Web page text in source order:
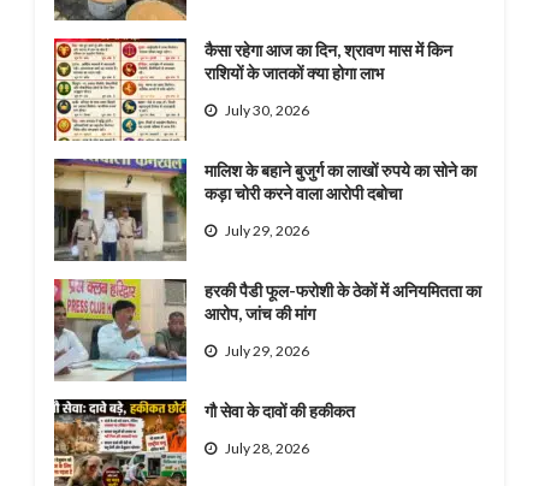
कैसा रहेगा आज का दिन, श्रावण मास में किन
राशियों के जातकों क्या होगा लाभ
July 30, 2026
मालिश के बहाने बुजुर्ग का लाखों रुपये का सोने का
कड़ा चोरी करने वाला आरोपी दबोचा
July 29, 2026
हरकी पैडी फूल-फरोशी के ठेकों में अनियमितता का
आरोप, जांच की मांग
July 29, 2026
गौ सेवा के दावों की हकीकत
July 28, 2026